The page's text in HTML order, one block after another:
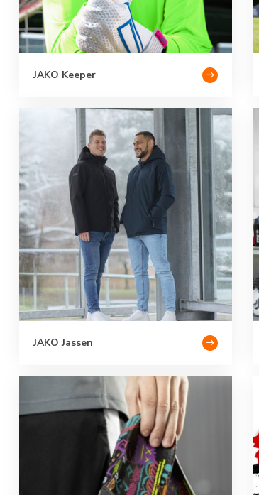
JAKO Keeper
JAKO Jassen